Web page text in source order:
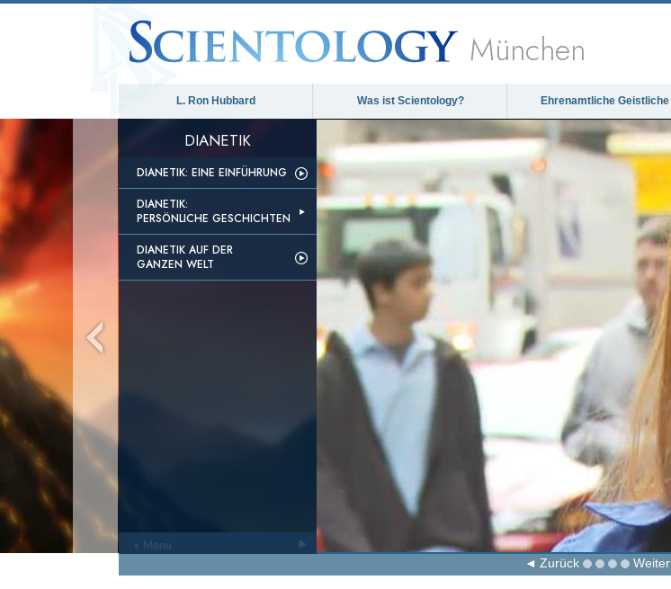
München
L. Ron Hubbard Was ist Scientology? Ehrenamtliche Geistliche
DIANETIK
DIANETIK: EINE EINFÜHRUNG
DIANETIK:
PERSÖNLICHE GESCHICHTEN
DIANETIK AUF DER
GANZEN WELT
Zurück Weiter
» Menü